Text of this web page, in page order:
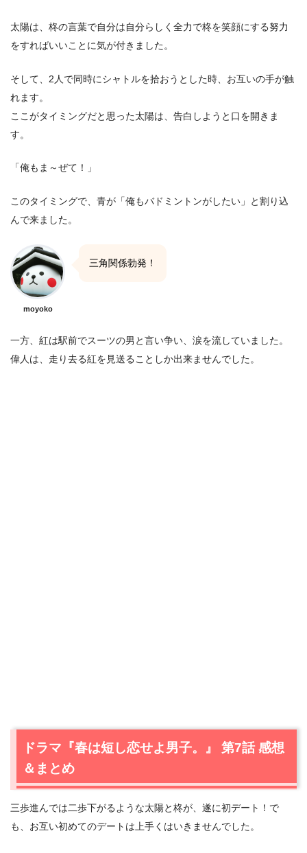
太陽は、柊の言葉で自分は自分らしく全力で柊を笑顔にする努力
をすればいいことに気が付きました。
そして、2人で同時にシャトルを拾おうとした時、お互いの手が触
れます。
ここがタイミングだと思った太陽は、告白しようと口を開きま
す。
「俺もま～ぜて！」
このタイミングで、青が「俺もバドミントンがしたい」と割り込
んで来ました。
moyoko
三角関係勃発！
一方、紅は駅前でスーツの男と言い争い、涙を流していました。
偉人は、走り去る紅を見送ることしか出来ませんでした。
ドラマ『春は短し恋せよ男子。』 第7話 感想
＆まとめ
三歩進んでは二歩下がるような太陽と柊が、遂に初デート！で
も、お互い初めてのデートは上手くはいきませんでした。